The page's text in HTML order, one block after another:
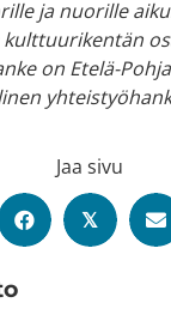
ja nuorille
kulttuurikentän
on Etelä-
Jaa sivu
𝕏